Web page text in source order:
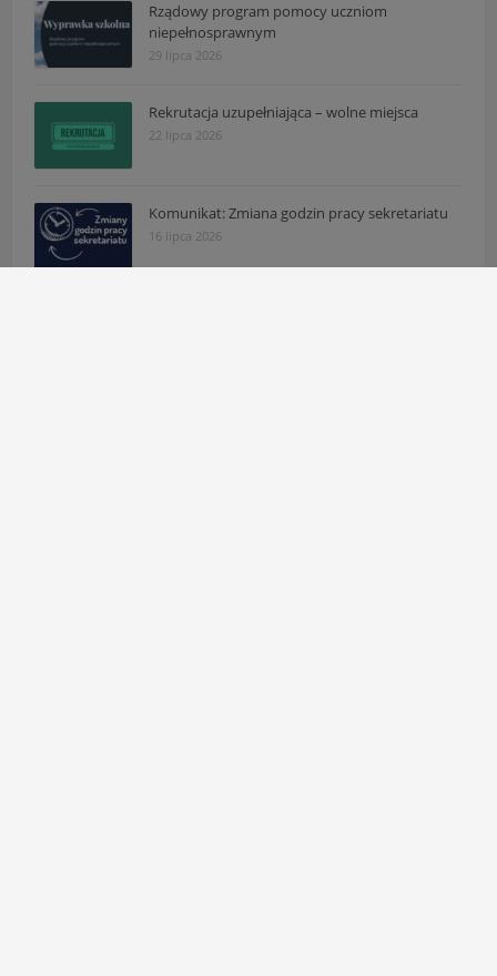
Rządowy program pomocy uczniom
niepełnosprawnym
29 lipca 2026
Rekrutacja uzupełniająca – wolne miejsca
22 lipca 2026
Komunikat: Zmiana godzin pracy sekretariatu
16 lipca 2026